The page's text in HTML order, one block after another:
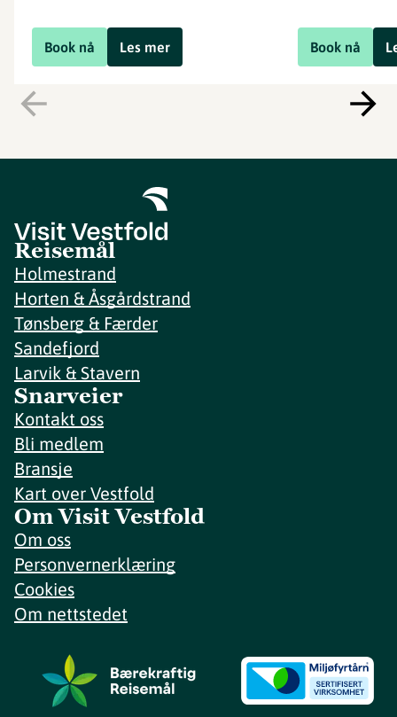
Book nå Les mer Book nå
Reisemål
Holmestrand
Horten & Åsgårdstrand
Tønsberg & Færder
Sandefjord
Larvik & Stavern
Snarveier
Kontakt oss
Bli medlem
Bransje
Kart over Vestfold
Om Visit Vestfold
Om oss
Personvernerklæring
Cookies
Om nettstedet